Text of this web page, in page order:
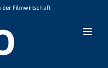
der Filmwirtschaft